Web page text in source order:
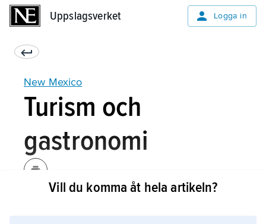
Uppslagsverket Logga in
New Mexico
Turism och
gastronomi
Vill du komma åt hela artikeln?